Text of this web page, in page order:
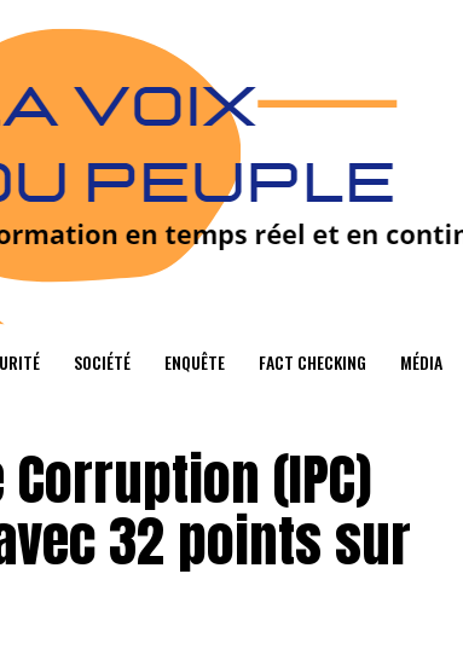
SOCIÉTÉ ENQUÊTE FACT CHECKING MÉDIA
(IPC)
32 points sur